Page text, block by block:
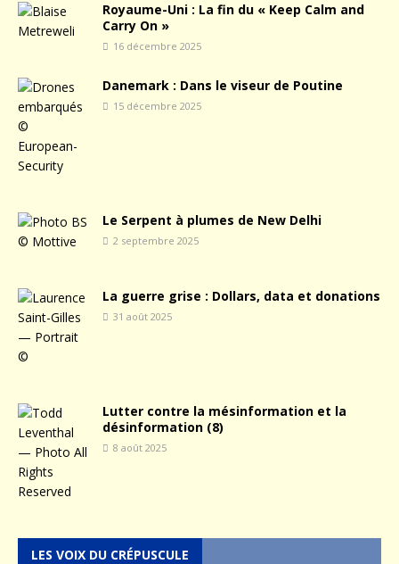
Royaume-Uni : La fin du « Keep Calm and
Carry On »
16 décembre 2025
Danemark : Dans le viseur de Poutine
15 décembre 2025
Le Serpent à plumes de New Delhi
2 septembre 2025
La guerre grise : Dollars, data et donations
31 août 2025
Lutter contre la mésinformation et la
désinformation (8)
8 août 2025
LES VOIX DU CRÉPUSCULE